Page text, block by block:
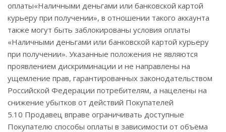
оплаты«Наличными деньгами или банковской картой
курьеру при получении», в отношении такого аккаунта
также могут быть заблокированы условия оплаты
«Наличными деньгами или банковской картой курьеру
при получении». Указанные положения не являются
проявлением дискриминации и не направлены на
ущемление прав, гарантированных законодательством
Российской Федерации потребителям, а нацелены на
снижение убытков от действий Покупателей
5.10 Продавец вправе ограничивать доступные
Покупателю способы оплаты в зависимости от объёма